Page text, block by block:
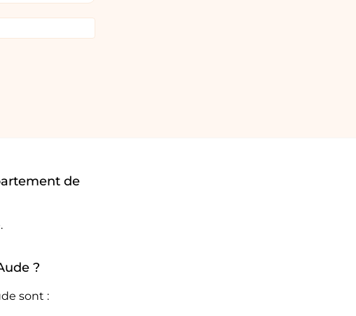
de
?
sont :